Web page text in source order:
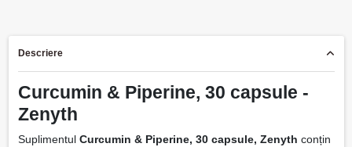
Descriere
Curcumin & Piperine, 30 capsule -
Zenyth
Suplimentul Curcumin & Piperine, 30 capsule, Zenyth conțin